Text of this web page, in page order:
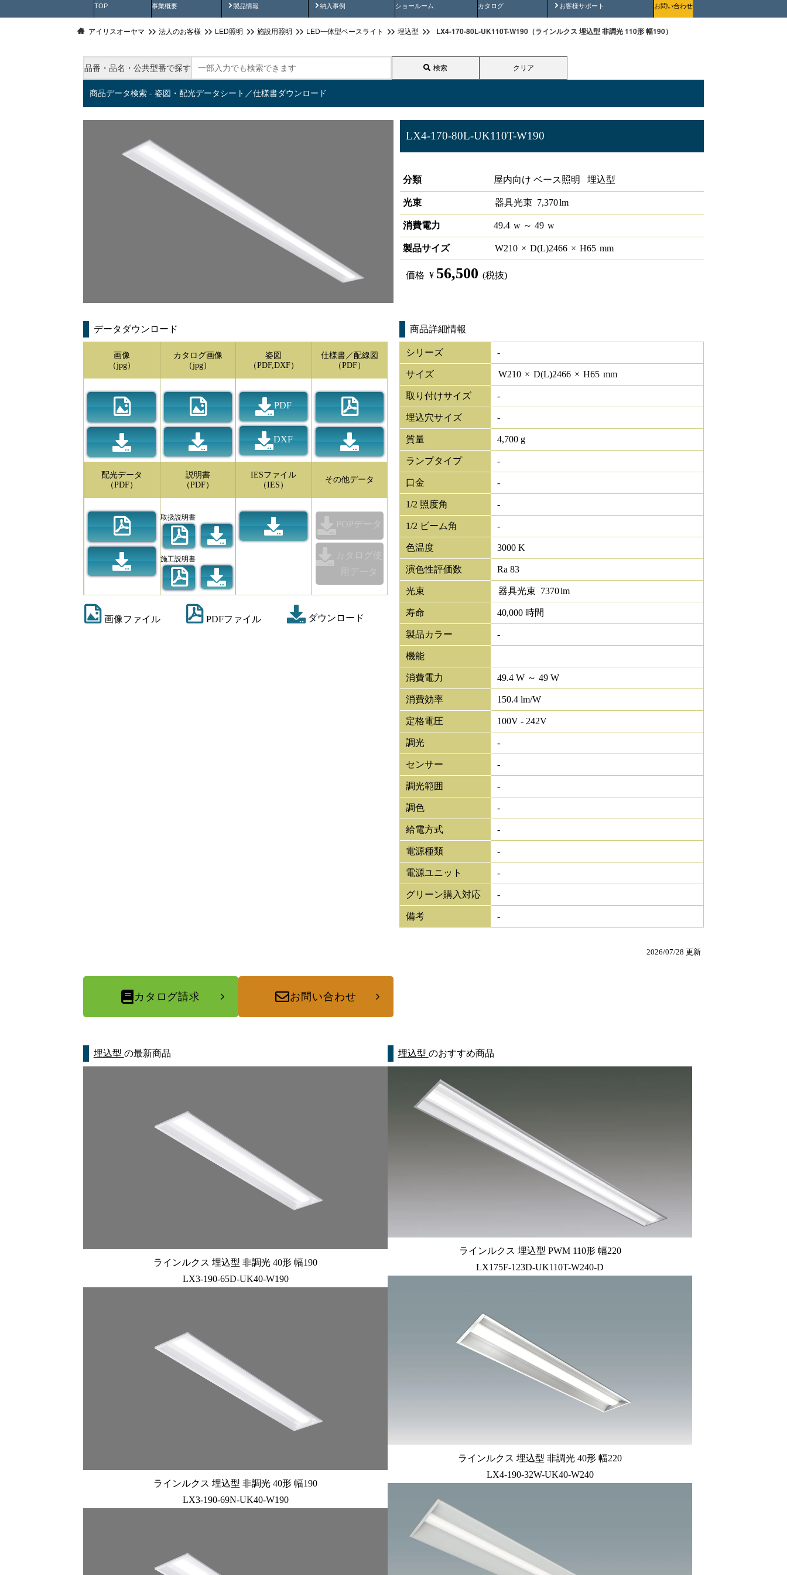
TOP 事業概要 製品情報
製品動画 納入事例
納入事例動画 ショールーム カタログ お客様サポート
安全にご使用いただくためにお問い合わせ
アイリスオーヤマ 法人のお客様 LED照明 施設用照明 LED一体型ベースライト 埋込型 LX4-170-80L-UK110T-W190（ラインルクス 埋込型 非調光 110形 幅190）
品番・品名・公共型番で探す 検索 クリア
商品データ検索 - 姿図・配光データシート／仕様書ダウンロード
LX4-170-80L-UK110T-W190
分類
屋内向け ベース照明 埋込型
光束 器具光束 7,370lm
消費電力 49.4 w ～ 49 w
製品サイズ W210 × D(L)2466 × H65 mm
価格 ¥ 56,500 (税抜)
データダウンロード
画像
（jpg）
カタログ画像
（jpg）
姿図
（PDF,DXF）
PDF
DXF
仕様書／配線図
（PDF）
配光データ
（PDF）
説明書
（PDF）
取扱説明書
施工説明書
IESファイル
（IES）
その他データ
POPデータ
カタログ使
用データ
画像ファイル PDFファイル ダウンロード
商品詳細情報
シリーズ -
サイズ W210 × D(L)2466 × H65 mm
取り付けサイズ -
埋込穴サイズ -
質量 4,700 g
ランプタイプ -
口金 -
1/2 照度角 -
1/2 ビーム角 -
色温度 3000 K
演色性評価数 Ra 83
光束 器具光束 7370lm
寿命 40,000 時間
製品カラー -
機能
消費電力 49.4 W ～ 49 W
消費効率 150.4 lm/W
定格電圧 100V - 242V
調光 -
センサー -
調光範囲 -
調色 -
給電方式 -
電源種類 -
電源ユニット -
グリーン購入対応 -
備考 -
2026/07/28 更新
カタログ請求 お問い合わせ
埋込型 の最新商品
ラインルクス 埋込型 非調光 40形 幅190
LX3-190-65D-UK40-W190
ラインルクス 埋込型 非調光 40形 幅190
LX3-190-69N-UK40-W190
埋込型 のおすすめ商品
ラインルクス 埋込型 PWM 110形 幅220
LX175F-123D-UK110T-W240-D
ラインルクス 埋込型 非調光 40形 幅220
LX4-190-32W-UK40-W240